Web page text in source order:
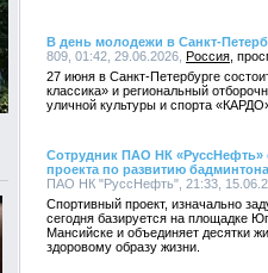
В день молодежи в Санкт-
809, 01:42, 29.06.2026, Россия
27 июня в Санкт-Петербурге
классика» и региональный
уличной культуры и спорта
Сотрудник ПАО НК «РуссНефть»
проекта по развитию
ПАО НК "РуссНефть", 21:33,
Спортивный проект, изначально
сегодня базируется на площадке
Мансийске и объединяет десятки
здоровому образу жизни.